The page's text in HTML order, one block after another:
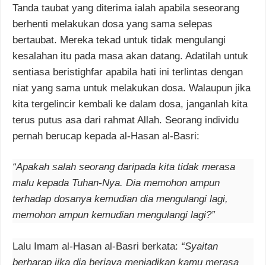
Tanda taubat yang diterima ialah apabila seseorang
berhenti melakukan dosa yang sama selepas
bertaubat. Mereka tekad untuk tidak mengulangi
kesalahan itu pada masa akan datang. Adatilah untuk
sentiasa beristighfar apabila hati ini terlintas dengan
niat yang sama untuk melakukan dosa. Walaupun jika
kita tergelincir kembali ke dalam dosa, janganlah kita
terus putus asa dari rahmat Allah. Seorang individu
pernah berucap kepada al-Hasan al-Basri:
“Apakah salah seorang daripada kita tidak merasa
malu kepada Tuhan-Nya. Dia memohon ampun
terhadap dosanya kemudian dia mengulangi lagi,
memohon ampun kemudian mengulangi lagi?”
Lalu Imam al-Hasan al-Basri berkata: “Syaitan
berharap jika dia berjaya menjadikan kamu merasa